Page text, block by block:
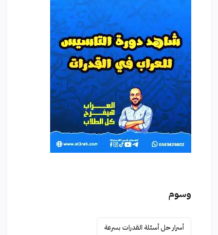
وسوم
أسرار حل أسئلة القدرات بسرعة